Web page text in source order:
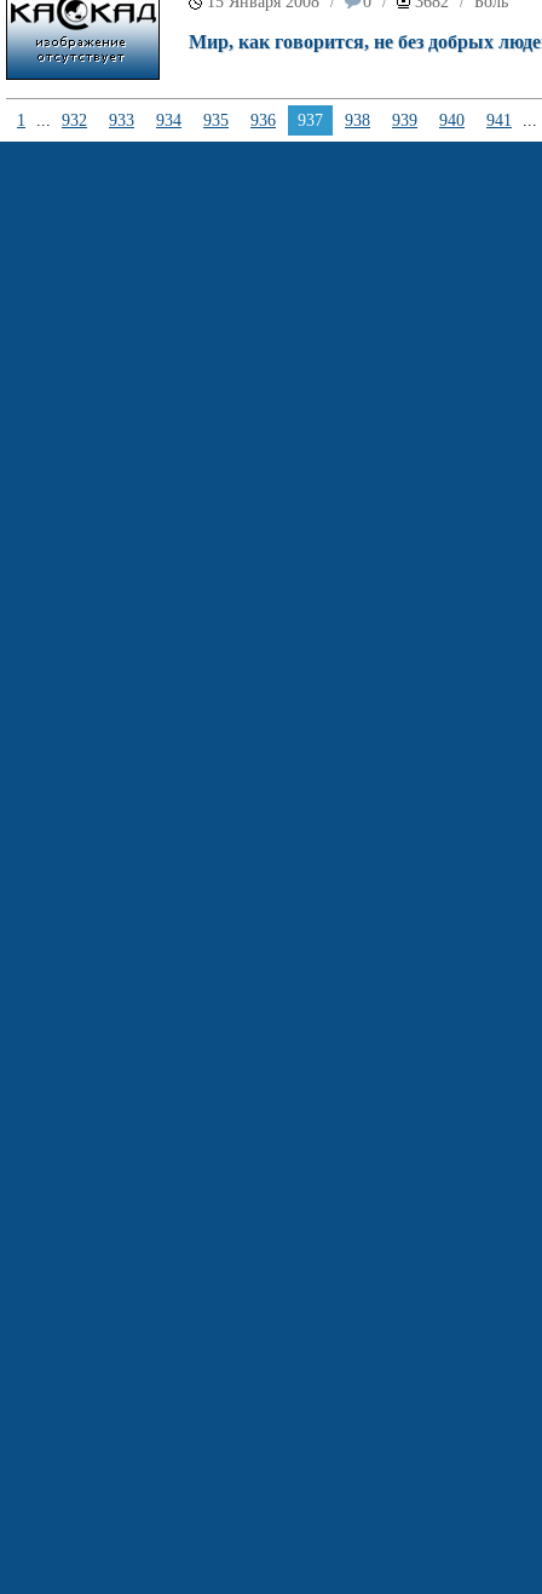
Мир, как говорится, не без добрых
1 ... 932 933 934 935 936 937 938 939 940 941 ...